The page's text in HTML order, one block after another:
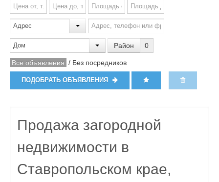
Район 0
Все объявления / Без посредников
ПОДОБРАТЬ ОБЪЯВЛЕНИЯ
Продажа загородной
недвижимости в
Ставропольском крае,